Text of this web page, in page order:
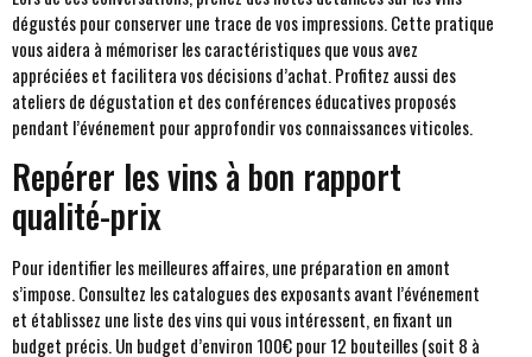
dégustés pour conserver une trace de vos impressions. Cette pratique
vous aidera à mémoriser les caractéristiques que vous avez
appréciées et facilitera vos décisions d’achat. Profitez aussi des
ateliers de dégustation et des conférences éducatives proposés
pendant l’événement pour approfondir vos connaissances viticoles.
Repérer les vins à bon rapport
qualité-prix
Pour identifier les meilleures affaires, une préparation en amont
s’impose. Consultez les catalogues des exposants avant l’événement
et établissez une liste des vins qui vous intéressent, en fixant un
budget précis. Un budget d’environ 100€ pour 12 bouteilles (soit 8 à